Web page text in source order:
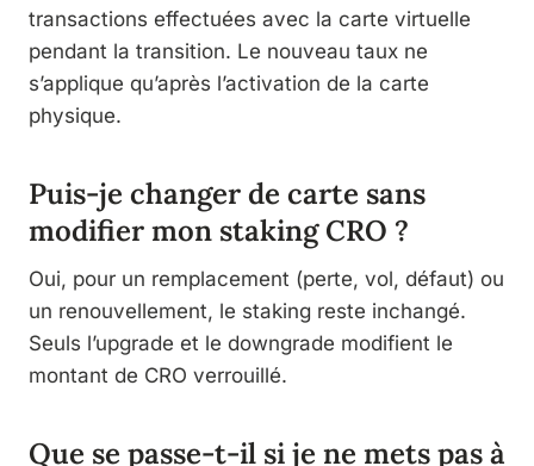
transactions effectuées avec la carte virtuelle
pendant la transition. Le nouveau taux ne
s’applique qu’après l’activation de la carte
physique.
Puis-je changer de carte sans
modifier mon staking CRO ?
Oui, pour un remplacement (perte, vol, défaut) ou
un renouvellement, le staking reste inchangé.
Seuls l’upgrade et le downgrade modifient le
montant de CRO verrouillé.
Que se passe-t-il si je ne mets pas à